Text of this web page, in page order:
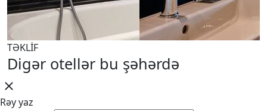
TƏKLİF
Digər otellər bu şəhərdə
Rəy yaz